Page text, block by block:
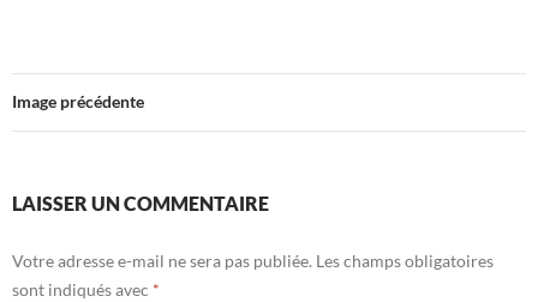
Image précédente
LAISSER UN COMMENTAIRE
Votre adresse e-mail ne sera pas publiée. Les champs obligatoires
sont indiqués avec *